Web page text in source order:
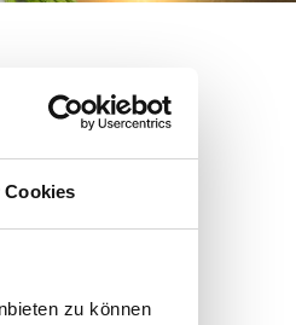
Cookies
zu können